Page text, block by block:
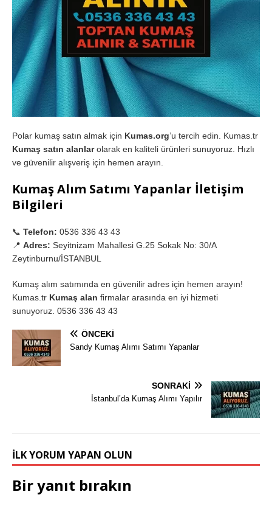
Polar kumaş satın almak için Kumas.org’u tercih edin. Kumas.tr
Kumaş satın alanlarolarak en kaliteli ürünleri sunuyoruz. Hızlı
ve güvenilir alışveriş için hemen arayın.
Kumaş Alım Satımı Yapanlar İletişim
Bilgileri
📞 Telefon: 0536 336 43 43
📍 Adres: Seyitnizam Mahallesi G.25 Sokak No: 30/A
Zeytinburnu/İSTANBUL
Kumaş alım satımında en güvenilir adres için hemen arayın!
Kumas.tr Kumaş alan firmalar arasında en iyi hizmeti
sunuyoruz. 0536 336 43 43
ÖNCEKI
Sandy Kumaş Alımı Satımı Yapanlar
SONRAKI
İstanbul’da Kumaş Alımı Yapılır
İLK YORUM YAPAN OLUN
Bir yanıt bırakın